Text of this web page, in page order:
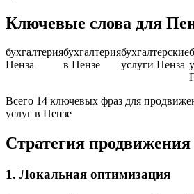
Ключевые слова для
бухгалтерия
Пенза
бухгалтерия
в Пензе
бухгалтерские
услуги Пенза
Всего 14 ключевых фраз для
услуг в Пензе
Стратегия
1. Локальная оптимизация